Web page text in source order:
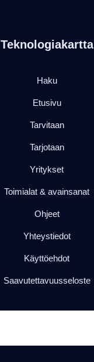
Teknologiakartta
Haku
Etusivu
Tarvitaan
Tarjotaan
Yritykset
Toimialat & avainsanat
Ohjeet
Yhteystiedot
Käyttöehdot
Saavutettavuusseloste